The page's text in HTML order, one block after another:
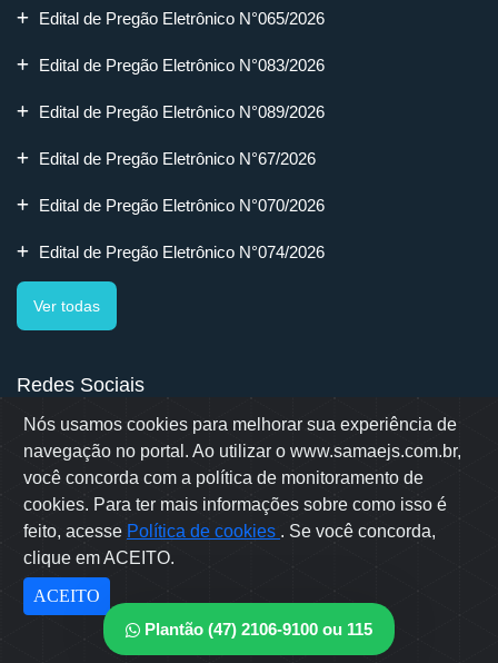
Nós usamos cookies para melhorar sua experiência de
navegação no portal. Ao utilizar o www.samaejs.com.br,
você concorda com a política de monitoramento de
cookies. Para ter mais informações sobre como isso é
feito, acesse Política de cookies . Se você concorda,
clique em ACEITO.
ACEITO
Edital de Pregão Eletrônico N°065/2026
Edital de Pregão Eletrônico N°083/2026
Edital de Pregão Eletrônico N°089/2026
Edital de Pregão Eletrônico N°67/2026
Edital de Pregão Eletrônico N°070/2026
Edital de Pregão Eletrônico N°074/2026
Ver todas
Redes Sociais
Rua Erwino Menegotti, 478 - Bairro Água Verde - Jaraguá do Sul
- SC
Samae © 2022 - Todos os direitos reservados
Desenvolvido por: OWL Mídia Agência Digital
Plantão (47) 2106-9100 ou 115